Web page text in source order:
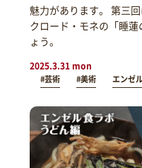
魅力があります。 第三
クロード・モネの「睡
ょう。
2025.3.31 mon
#芸術 #美術 エンゼ